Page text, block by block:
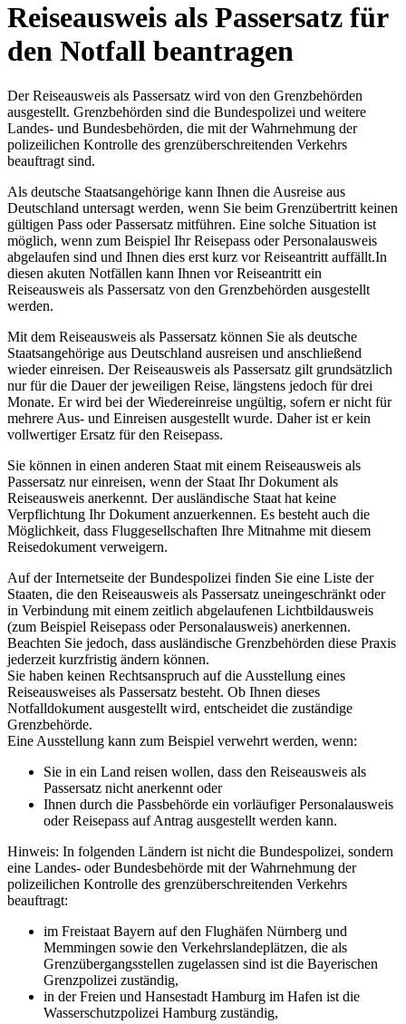
Reiseausweis als Passersatz für
den Notfall beantragen
Der Reiseausweis als Passersatz wird von den Grenzbehörden
ausgestellt. Grenzbehörden sind die Bundespolizei und weitere
Landes- und Bundesbehörden, die mit der Wahrnehmung der
polizeilichen Kontrolle des grenzüberschreitenden Verkehrs
beauftragt sind.
Als deutsche Staatsangehörige kann Ihnen die Ausreise aus
Deutschland untersagt werden, wenn Sie beim Grenzübertritt keinen
gültigen Pass oder Passersatz mitführen. Eine solche Situation ist
möglich, wenn zum Beispiel Ihr Reisepass oder Personalausweis
abgelaufen sind und Ihnen dies erst kurz vor Reiseantritt auffällt.In
diesen akuten Notfällen kann Ihnen vor Reiseantritt ein
Reiseausweis als Passersatz von den Grenzbehörden ausgestellt
werden.
Mit dem Reiseausweis als Passersatz können Sie als deutsche
Staatsangehörige aus Deutschland ausreisen und anschließend
wieder einreisen. Der Reiseausweis als Passersatz gilt grundsätzlich
nur für die Dauer der jeweiligen Reise, längstens jedoch für drei
Monate. Er wird bei der Wiedereinreise ungültig, sofern er nicht für
mehrere Aus- und Einreisen ausgestellt wurde. Daher ist er kein
vollwertiger Ersatz für den Reisepass.
Sie können in einen anderen Staat mit einem Reiseausweis als
Passersatz nur einreisen, wenn der Staat Ihr Dokument als
Reiseausweis anerkennt. Der ausländische Staat hat keine
Verpflichtung Ihr Dokument anzuerkennen. Es besteht auch die
Möglichkeit, dass Fluggesellschaften Ihre Mitnahme mit diesem
Reisedokument verweigern.
Auf der Internetseite der Bundespolizei finden Sie eine Liste der
Staaten, die den Reiseausweis als Passersatz uneingeschränkt oder
in Verbindung mit einem zeitlich abgelaufenen Lichtbildausweis
(zum Beispiel Reisepass oder Personalausweis) anerkennen.
Beachten Sie jedoch, dass ausländische Grenzbehörden diese Praxis
jederzeit kurzfristig ändern können.
Sie haben keinen Rechtsanspruch auf die Ausstellung eines
Reiseausweises als Passersatz besteht. Ob Ihnen dieses
Notfalldokument ausgestellt wird, entscheidet die zuständige
Grenzbehörde.
Eine Ausstellung kann zum Beispiel verwehrt werden, wenn:
Sie in ein Land reisen wollen, dass den Reiseausweis als
Passersatz nicht anerkennt oder
Ihnen durch die Passbehörde ein vorläufiger Personalausweis
oder Reisepass auf Antrag ausgestellt werden kann.
Hinweis: In folgenden Ländern ist nicht die Bundespolizei, sondern
eine Landes- oder Bundesbehörde mit der Wahrnehmung der
polizeilichen Kontrolle des grenzüberschreitenden Verkehrs
beauftragt:
im Freistaat Bayern auf den Flughäfen Nürnberg und
Memmingen sowie den Verkehrslandeplätzen, die als
Grenzübergangsstellen zugelassen sind ist die Bayerischen
Grenzpolizei zuständig,
in der Freien und Hansestadt Hamburg im Hafen ist die
Wasserschutzpolizei Hamburg zuständig,